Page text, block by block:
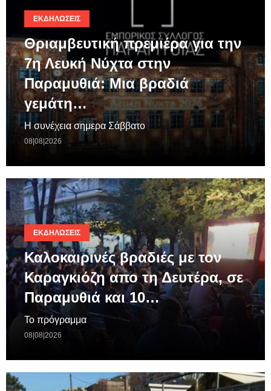
ΕΚΔΗΛΏΣΕΙΣ
Θριαμβευτική πρεμιέρα για την
7η Λευκή Νύχτα στην
Παραμυθιά: Μια βραδιά
γεμάτη…
Η συνέχεια σημερα Σάββατο
08|08|2026
ΕΚΔΗΛΏΣΕΙΣ
Καλοκαιρινές βραδιές με τον
Καραγκιόζη απο τη Δευτέρα, σε
Παραμυθιά και 10…
Το πρόγραμμα
08|08|2026